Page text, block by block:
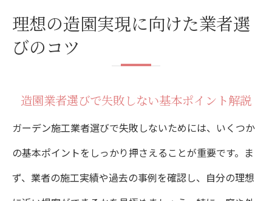
庭リフォーム施工例から選ぶ業者比較の視
点
安心と信頼のある造園業者の見分け方
費用相場を知り造園を成功させる秘訣
造園費用相場を知り予算内で理想の庭を実
現
理想の造園実現に向けた業者選
びのコツ
造園業者選びで失敗しない基本ポイント解説
ガーデン施工業者選びで失敗しないためには、いくつか
の基本ポイントをしっかり押さえることが重要です。ま
ず、業者の施工実績や過去の事例を確認し、自分の理想